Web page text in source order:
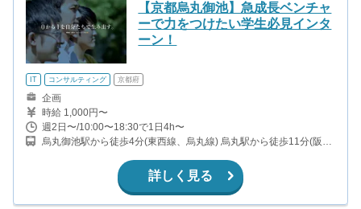
【京都烏丸御池】急成長ベンチャ
ーで力をつけたい学生必見インタ
ーン！
IT コンサルティング 京都府
企画
時給 1,000円〜
週2日〜/10:00〜18:30で1日4h〜
烏丸御池駅から徒歩4分(東西線、烏丸線) 烏丸駅から徒歩11分(阪急
詳しく見る